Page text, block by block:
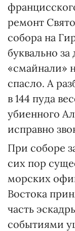
ремонт
собора на
буквально
«смайнали»
спасло. А
в 144 пуда
убиенного
исправно
При соборе
сих пор
морских
Востока
часть
событиями